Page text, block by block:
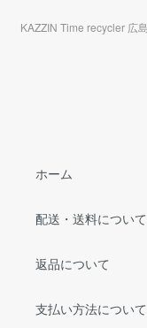
KAZZIN Time recycler 広
ホーム
配送・送料について
返品について
支払い方法について